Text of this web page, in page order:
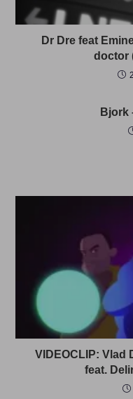
Dr Dre feat
doctor
Bjork
VIDEOCLIP: Vlad
feat.